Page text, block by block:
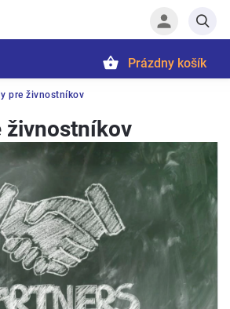
Prázdny košík
pre živnostníkov
živnostníkov